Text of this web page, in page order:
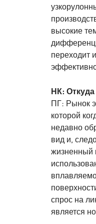
высокие
переходит
НК:
ПГ: Рынок
которой
недавно
вид и,
жизненный
спрос на
является